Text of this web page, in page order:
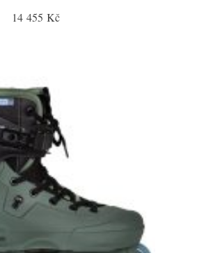
14 455 Kč